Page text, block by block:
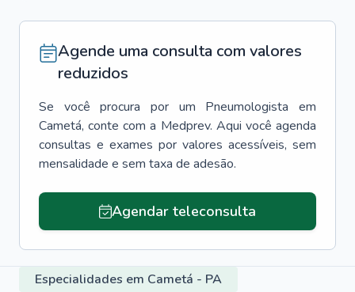
Agende uma consulta com valores
reduzidos
Se você procura por um Pneumologista
em
Cametá, conte com a Medprev. Aqui você agenda
consultas e exames por valores acessíveis, sem
mensalidade e sem taxa de adesão.
Agendar teleconsulta
Especialidades em Cametá - PA